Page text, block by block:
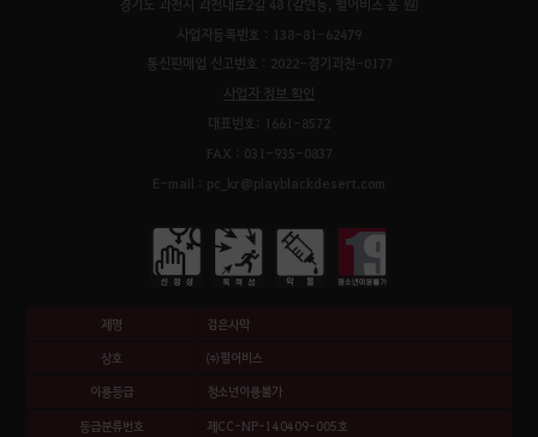
경기도 과천시 과천대로2길 48 (갈현동, 펄어비스 홈 원)
사업자등록번호 : 138-81-62479
통신판매업 신고번호 : 2022-경기과천-0177
사업자 정보 확인
대표번호: 1661-8572
FAX : 031-935-0837
E-mail : pc_kr@playblackdesert.com
제명 검은사막
상호 ㈜펄어비스
이용등급 청소년이용불가
등급분류번호 제CC-NP-140409-005호